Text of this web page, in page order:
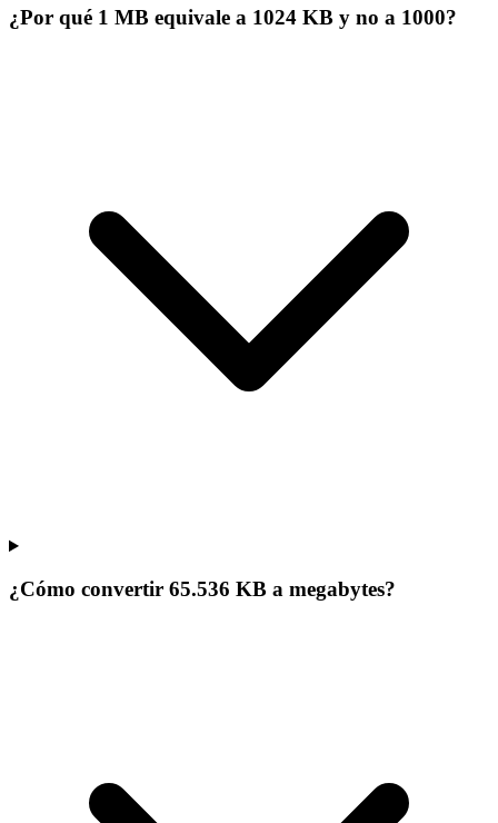
¿Por qué 1 MB equivale a 1024 KB y no a 1000?
¿Cómo convertir 65.536 KB a megabytes?